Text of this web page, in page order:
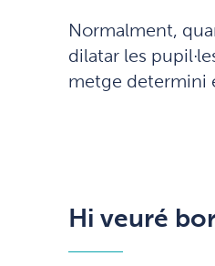
Normalment,
dilatar les
metge determini
Hi veuré